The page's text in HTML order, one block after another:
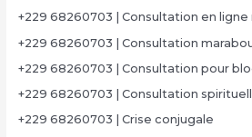
+229 68260703 | Consultation en
+229 68260703 | Consultation
+229 68260703 | Consultation pour
+229 68260703 | Consultation
+229 68260703 | Crise conjugale